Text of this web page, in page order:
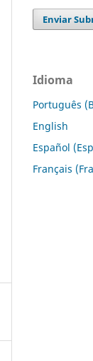
Enviar
Idioma
Português
English
Español
Français